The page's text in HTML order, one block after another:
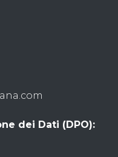
dei Dati (DPO):